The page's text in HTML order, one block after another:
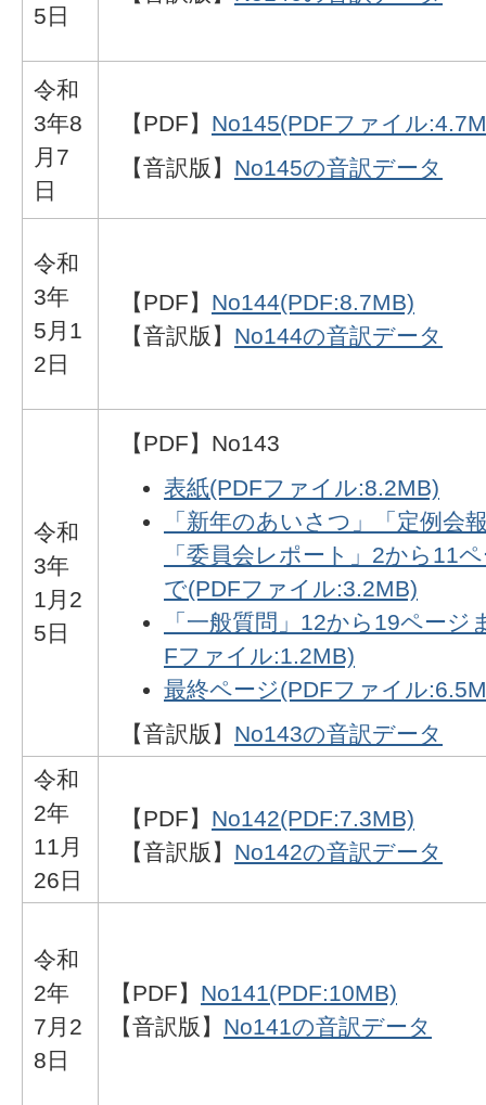
5日
令和
3年8
月7
日
【PDF】 No145(PDFファイル
【音訳版】 No145の音訳データ
令和
3年
5月1
2日
【PDF】 No144(PDF:8.7MB)
【音訳版】 No144の音訳データ
令和
3年
1月2
5日
【PDF】No143
表紙(PDFファイル:8.2MB)
「新年のあいさつ」「定例会
「委員会レポート」2から11
で(PDFファイル:3.2MB)
「一般質問」12から19ページ
Fファイル:1.2MB)
最終ページ(PDFファイル
【音訳版】 No143の音訳データ
令和
2年
11月
26日
【PDF】 No142(PDF:7.3MB)
【音訳版】 No142の音訳データ
令和
2年
7月2
8日
【PDF】 No141(PDF:10MB)
【音訳版】 No141の音訳データ